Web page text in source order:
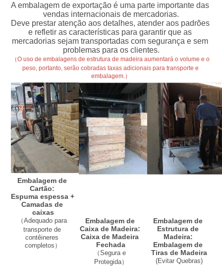
A embalagem de exportação é uma parte importante das
vendas internacionais de mercadorias.
Deve prestar atenção aos detalhes, atender aos padrões
e refletir as características para garantir que as
mercadorias sejam transportadas com segurança e sem
problemas para os clientes.
（O uso de embalagens de estrutura de madeira aumentará o volume e o
peso, portanto, serão cobradas taxas adicionais para transporte e
embalagem.）
Embalagem de
Cartão:
Espuma espessa +
Camadas de
caixas
（Adequado para
transporte de
contêineres
completos）
Embalagem de
Caixa de Madeira:
Caixa de Madeira
Fechada
（Segura e
Protegida）
Embalagem de
Estrutura de
Madeira:
Embalagem de
Tiras de Madeira
(Evitar Quebras)